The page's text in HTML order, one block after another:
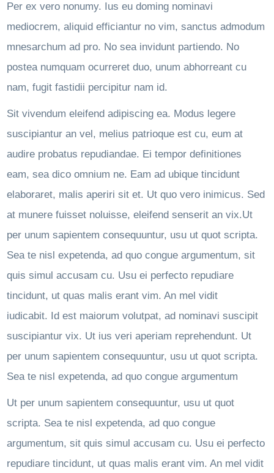
Per ex vero nonumy. Ius eu doming nominavi
mediocrem, aliquid efficiantur no vim, sanctus admodum
mnesarchum ad pro. No sea invidunt partiendo. No
postea numquam ocurreret duo, unum abhorreant cu
nam, fugit fastidii percipitur nam id.
Sit vivendum eleifend adipiscing ea. Modus legere
suscipiantur an vel, melius patrioque est cu, eum at
audire probatus repudiandae. Ei tempor definitiones
eam, sea dico omnium ne. Eam ad ubique tincidunt
elaboraret, malis aperiri sit et. Ut quo vero inimicus. Sed
at munere fuisset noluisse, eleifend senserit an vix.Ut
per unum sapientem consequuntur, usu ut quot scripta.
Sea te nisl expetenda, ad quo congue argumentum, sit
quis simul accusam cu. Usu ei perfecto repudiare
tincidunt, ut quas malis erant vim. An mel vidit
iudicabit. Id est maiorum volutpat, ad nominavi suscipit
suscipiantur vix. Ut ius veri aperiam reprehendunt. Ut
per unum sapientem consequuntur, usu ut quot scripta.
Sea te nisl expetenda, ad quo congue argumentum
Ut per unum sapientem consequuntur, usu ut quot
scripta. Sea te nisl expetenda, ad quo congue
argumentum, sit quis simul accusam cu. Usu ei perfecto
repudiare tincidunt, ut quas malis erant vim. An mel vidit